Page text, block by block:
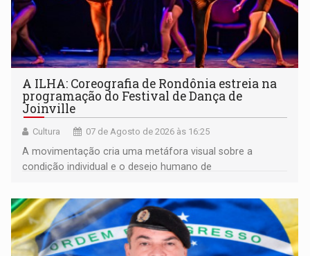
A ILHA: Coreografia de Rondônia estreia na
programação do Festival de Dança de
Joinville
Cultura 07 de Agosto de 2026 às 16:25
A movimentação cria uma metáfora visual sobre a
condição individual e o desejo humano de